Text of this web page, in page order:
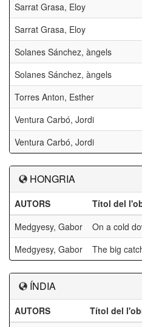
Sarrat Grasa, Eloy
Sarrat Grasa, Eloy
Solanes Sánchez, àngels
Solanes Sánchez, àngels
Torres Anton, Esther
Ventura Carbó, Jordi
Ventura Carbó, Jordi
HONGRIA
AUTORS Títol del
Medgyesy, Gabor
On a cold
Medgyesy, Gabor
The big
ÍNDIA
AUTORS Títol del